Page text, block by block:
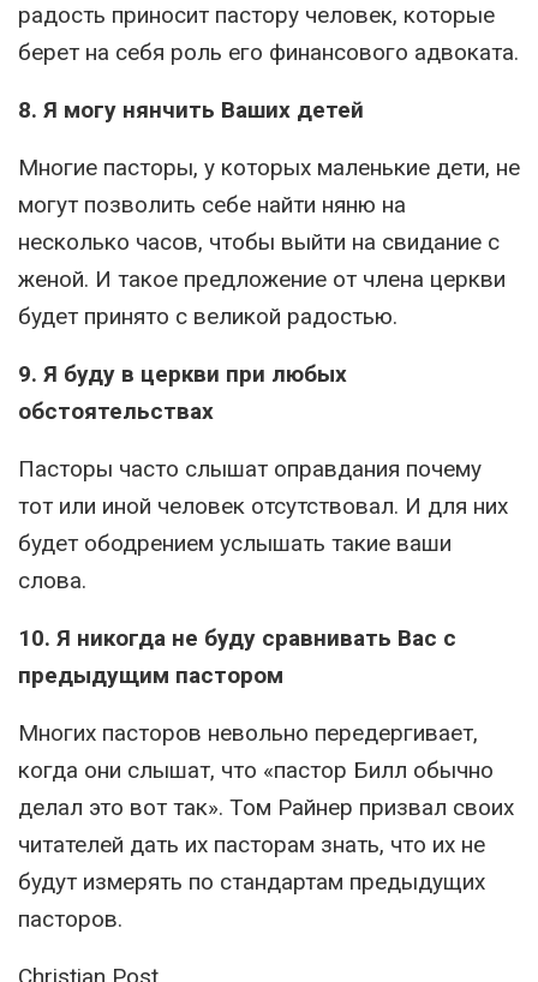
радость приносит пастору человек, которые
берет на себя роль его финансового адвоката.
8. Я могу нянчить Ваших детей
Многие пасторы, у которых маленькие дети, не
могут позволить себе найти няню на
несколько часов, чтобы выйти на свидание с
женой. И такое предложение от члена церкви
будет принято с великой радостью.
9. Я буду в церкви при любых
обстоятельствах
Пасторы часто слышат оправдания почему
тот или иной человек отсутствовал. И для них
будет ободрением услышать такие ваши
слова.
10. Я никогда не буду сравнивать Вас с
предыдущим пастором
Многих пасторов невольно передергивает,
когда они слышат, что «пастор Билл обычно
делал это вот так». Том Райнер призвал своих
читателей дать их пасторам знать, что их не
будут измерять по стандартам предыдущих
пасторов.